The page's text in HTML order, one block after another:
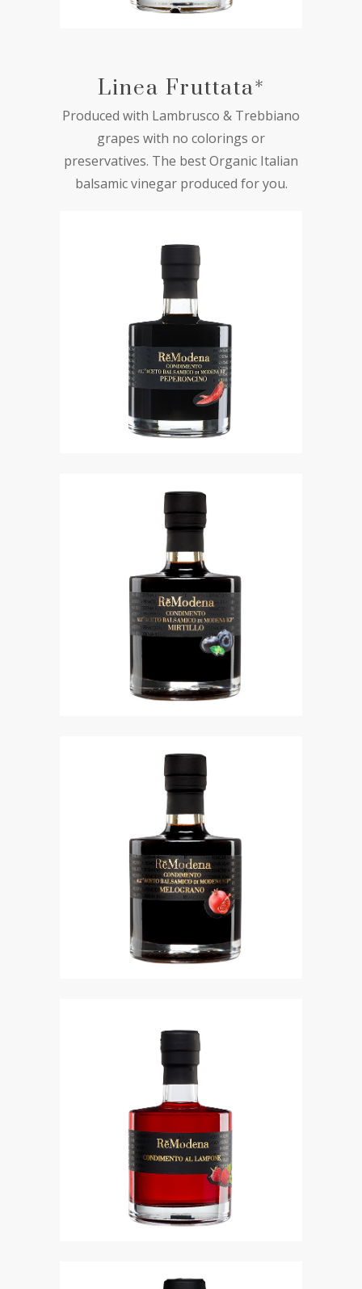
Linea Fruttata*
Produced with Lambrusco & Trebbiano
grapes with no colorings or
preservatives. The best Organic Italian
balsamic vinegar produced for you.